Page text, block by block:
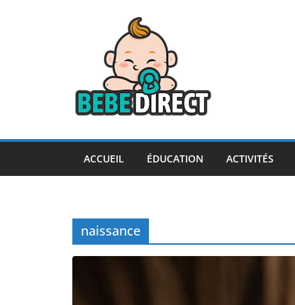
ACCUEIL ÉDUCATION ACTIVITÉS
naissance